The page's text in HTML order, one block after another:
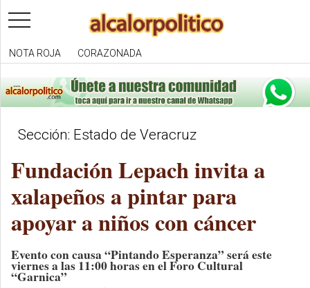
toggle
navigation
NOTA ROJA CORAZONADA
Sección: Estado de Veracruz
Fundación Lepach invita a
xalapeños a pintar para
apoyar a niños con cáncer
Evento con causa “Pintando Esperanza” será este
viernes a las 11:00 horas en el Foro Cultural
“Garnica”